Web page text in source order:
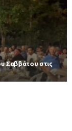
Σαββάτου στις